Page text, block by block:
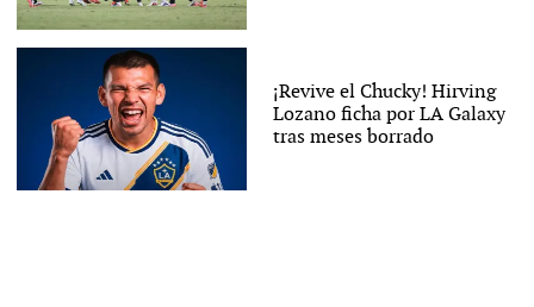
¡Revive el Chucky! Hirving
Lozano ficha por LA Galaxy
tras meses borrado